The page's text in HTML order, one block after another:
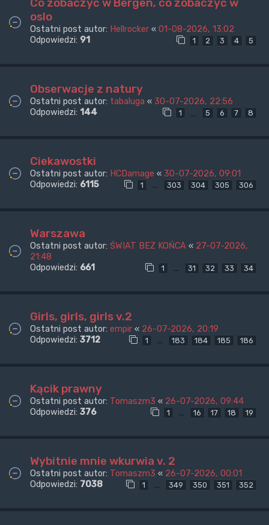
Co zobaczyć w Bergen, co zobaczyć w
oslo
Ostatni post autor: Hellrocker « 01-08-2026, 13:02
Odpowiedzi: 91 1 2 3 4 5
Obserwacje z natury
Ostatni post autor: tabaluga « 30-07-2026, 22:56
Odpowiedzi: 144 1 5 6 7 8
Ciekawostki
Ostatni post autor: HCDamage « 30-07-2026, 09:01
Odpowiedzi: 6115 1 … 303 304 305 306
Warszawa
Ostatni post autor: ŚWIAT BEZ KOŃCA « 27-07-2026,
21:48
Odpowiedzi: 661 1 … 31 32 33 34
Girls, girls, girls v.2
Ostatni post autor: empir « 26-07-2026, 20:19
Odpowiedzi: 3712 1 … 183 184 185 186
Kącik prawny
Ostatni post autor: Tomaszm3 « 26-07-2026, 09:44
Odpowiedzi: 376 1 … 16 17 18 19
Wybitnie mnie wkurwia v. 2
Ostatni post autor: Tomaszm3 « 26-07-2026, 00:01
Odpowiedzi: 7038 1 … 349 350 351 352